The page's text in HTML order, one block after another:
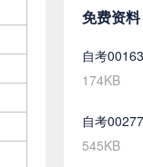
免费资料
174KB
545KB